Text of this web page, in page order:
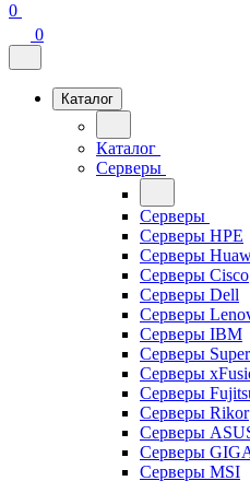
0
0
Каталог
Каталог
Серверы
Серверы
Серверы HPE
Серверы
Серверы Cisco
Серверы Dell
Серверы
Серверы IBM
Серверы
Серверы
Серверы
Серверы Rikor
Серверы
Серверы
Серверы MSI